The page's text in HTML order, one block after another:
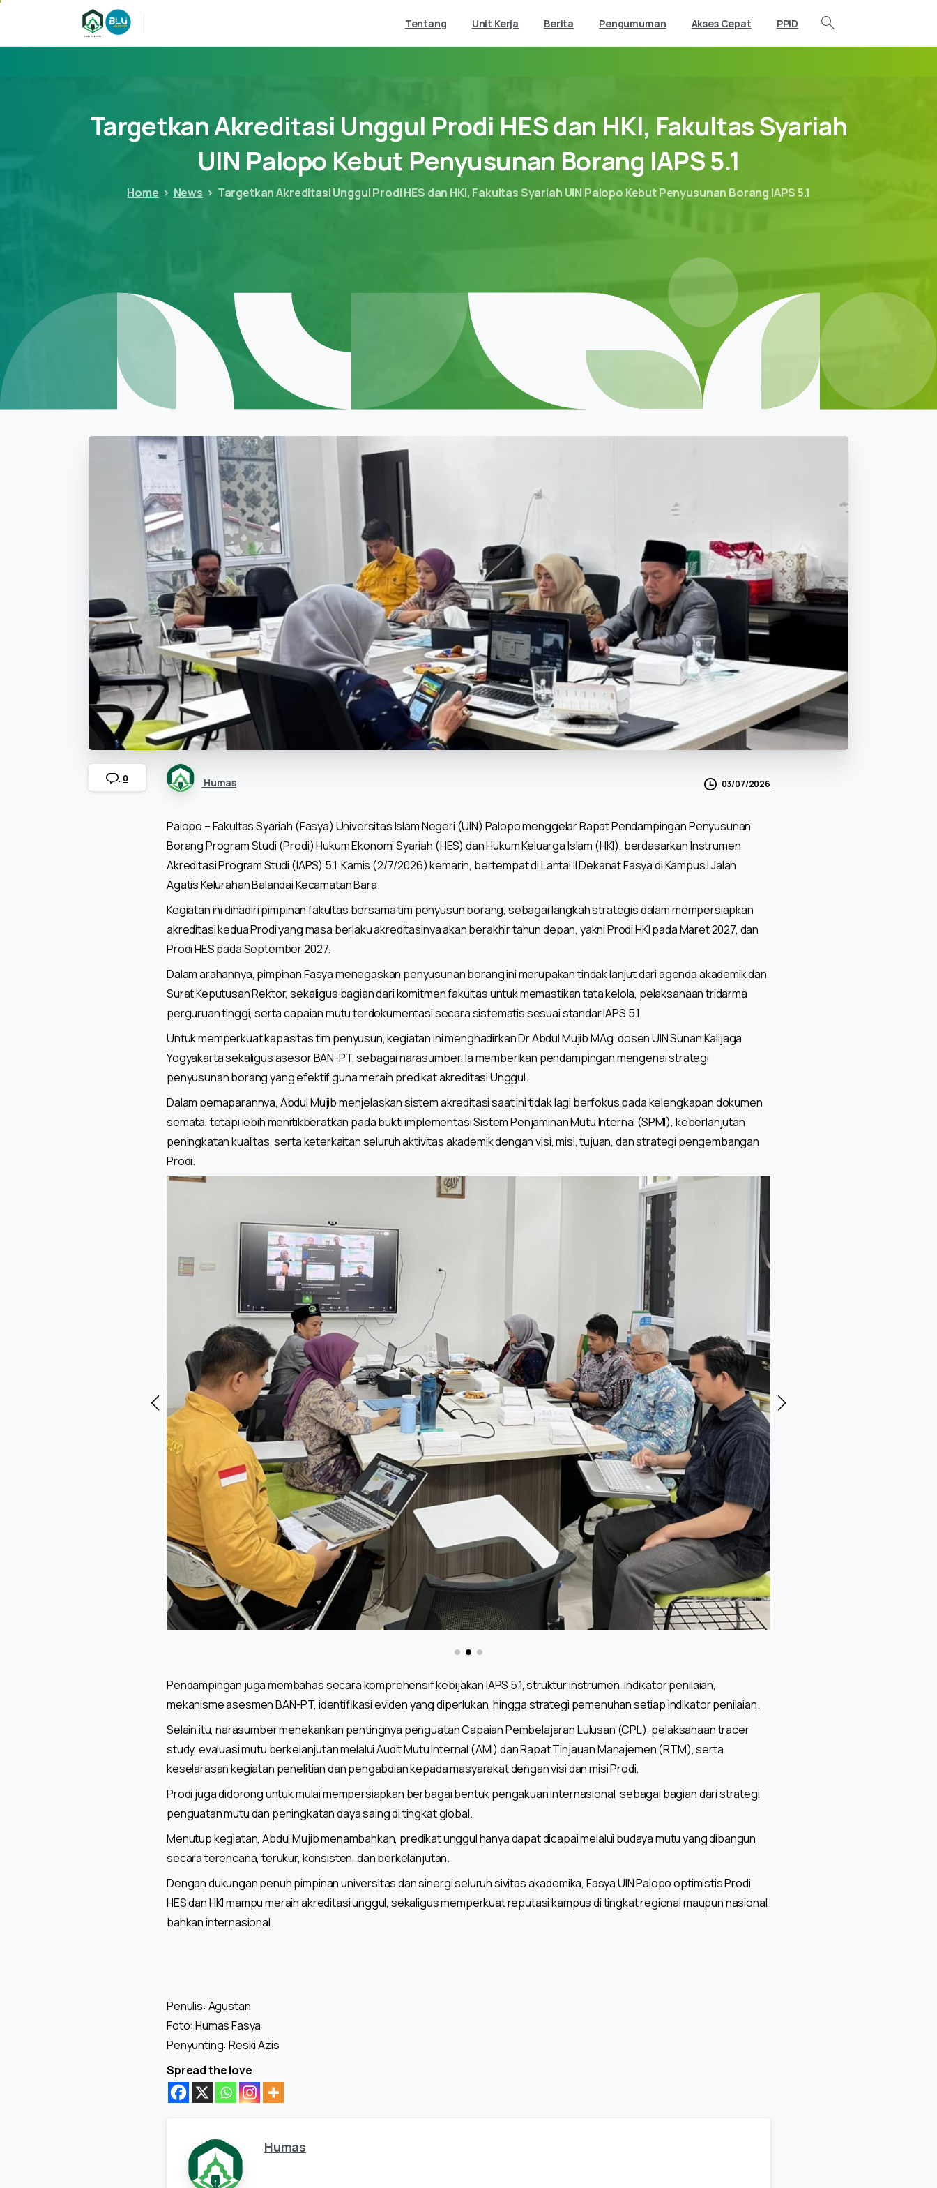
Tentang Unit Kerja Berita Pengumuman Akses Cepat PPID
Search
TargetkanAkreditasi Unggul Prodi HESdan HKI, FakultasSyariah
UIN Palopo Kebut Penyusunan Borang IAPS5.1
Home News Targetkan Akreditasi Unggul Prodi HES dan HKI, Fakultas Syariah UIN Palopo Kebut Penyusunan Borang IAPS 5.1
0 Humas 03/07/2026
Palopo – Fakultas Syariah (Fasya) Universitas Islam Negeri (UIN) Palopo menggelar Rapat Pendampingan Penyusunan
Borang Program Studi (Prodi) Hukum Ekonomi Syariah (HES) dan Hukum Keluarga Islam (HKI), berdasarkan Instrumen
Akreditasi Program Studi (IAPS) 5.1, Kamis (2/7/2026) kemarin, bertempat di Lantai II Dekanat Fasya di Kampus I Jalan
Agatis Kelurahan Balandai Kecamatan Bara.
Kegiatan ini dihadiri pimpinan fakultas bersama tim penyusun borang, sebagai langkah strategis dalam mempersiapkan
akreditasi kedua Prodi yang masa berlaku akreditasinya akan berakhir tahun depan, yakni Prodi HKI pada Maret 2027, dan
Prodi HES pada September 2027.
Dalam arahannya, pimpinan Fasya menegaskan penyusunan borang ini merupakan tindak lanjut dari agenda akademik dan
Surat Keputusan Rektor, sekaligus bagian dari komitmen fakultas untuk memastikan tata kelola, pelaksanaan tridarma
perguruan tinggi, serta capaian mutu terdokumentasi secara sistematis sesuai standar IAPS 5.1.
Untuk memperkuat kapasitas tim penyusun, kegiatan ini menghadirkan Dr Abdul Mujib MAg, dosen UIN Sunan Kalijaga
Yogyakarta sekaligus asesor BAN-PT, sebagai narasumber. Ia memberikan pendampingan mengenai strategi
penyusunan borang yang efektif guna meraih predikat akreditasi Unggul.
Dalam pemaparannya, Abdul Mujib menjelaskan sistem akreditasi saat ini tidak lagi berfokus pada kelengkapan dokumen
semata, tetapi lebih menitikberatkan pada bukti implementasi Sistem Penjaminan Mutu Internal (SPMI), keberlanjutan
peningkatan kualitas, serta keterkaitan seluruh aktivitas akademik dengan visi, misi, tujuan, dan strategi pengembangan
Prodi.
Pendampingan juga membahas secara komprehensif kebijakan IAPS 5.1, struktur instrumen, indikator penilaian,
mekanisme asesmen BAN-PT, identifikasi eviden yang diperlukan, hingga strategi pemenuhan setiap indikator penilaian.
Selain itu, narasumber menekankan pentingnya penguatan Capaian Pembelajaran Lulusan (CPL), pelaksanaan tracer
study, evaluasi mutu berkelanjutan melalui Audit Mutu Internal (AMI) dan Rapat Tinjauan Manajemen (RTM), serta
keselarasan kegiatan penelitian dan pengabdian kepada masyarakat dengan visi dan misi Prodi.
Prodi juga didorong untuk mulai mempersiapkan berbagai bentuk pengakuan internasional, sebagai bagian dari strategi
penguatan mutu dan peningkatan daya saing di tingkat global.
Menutup kegiatan, Abdul Mujib menambahkan, predikat unggul hanya dapat dicapai melalui budaya mutu yang dibangun
secara terencana, terukur, konsisten, dan berkelanjutan.
Dengan dukungan penuh pimpinan universitas dan sinergi seluruh sivitas akademika, Fasya UIN Palopo optimistis Prodi
HES dan HKI mampu meraih akreditasi unggul, sekaligus memperkuat reputasi kampus di tingkat regional maupun nasional,
bahkan internasional.
Penulis: Agustan
Foto: Humas Fasya
Penyunting: Reski Azis
Spread the love
Humas